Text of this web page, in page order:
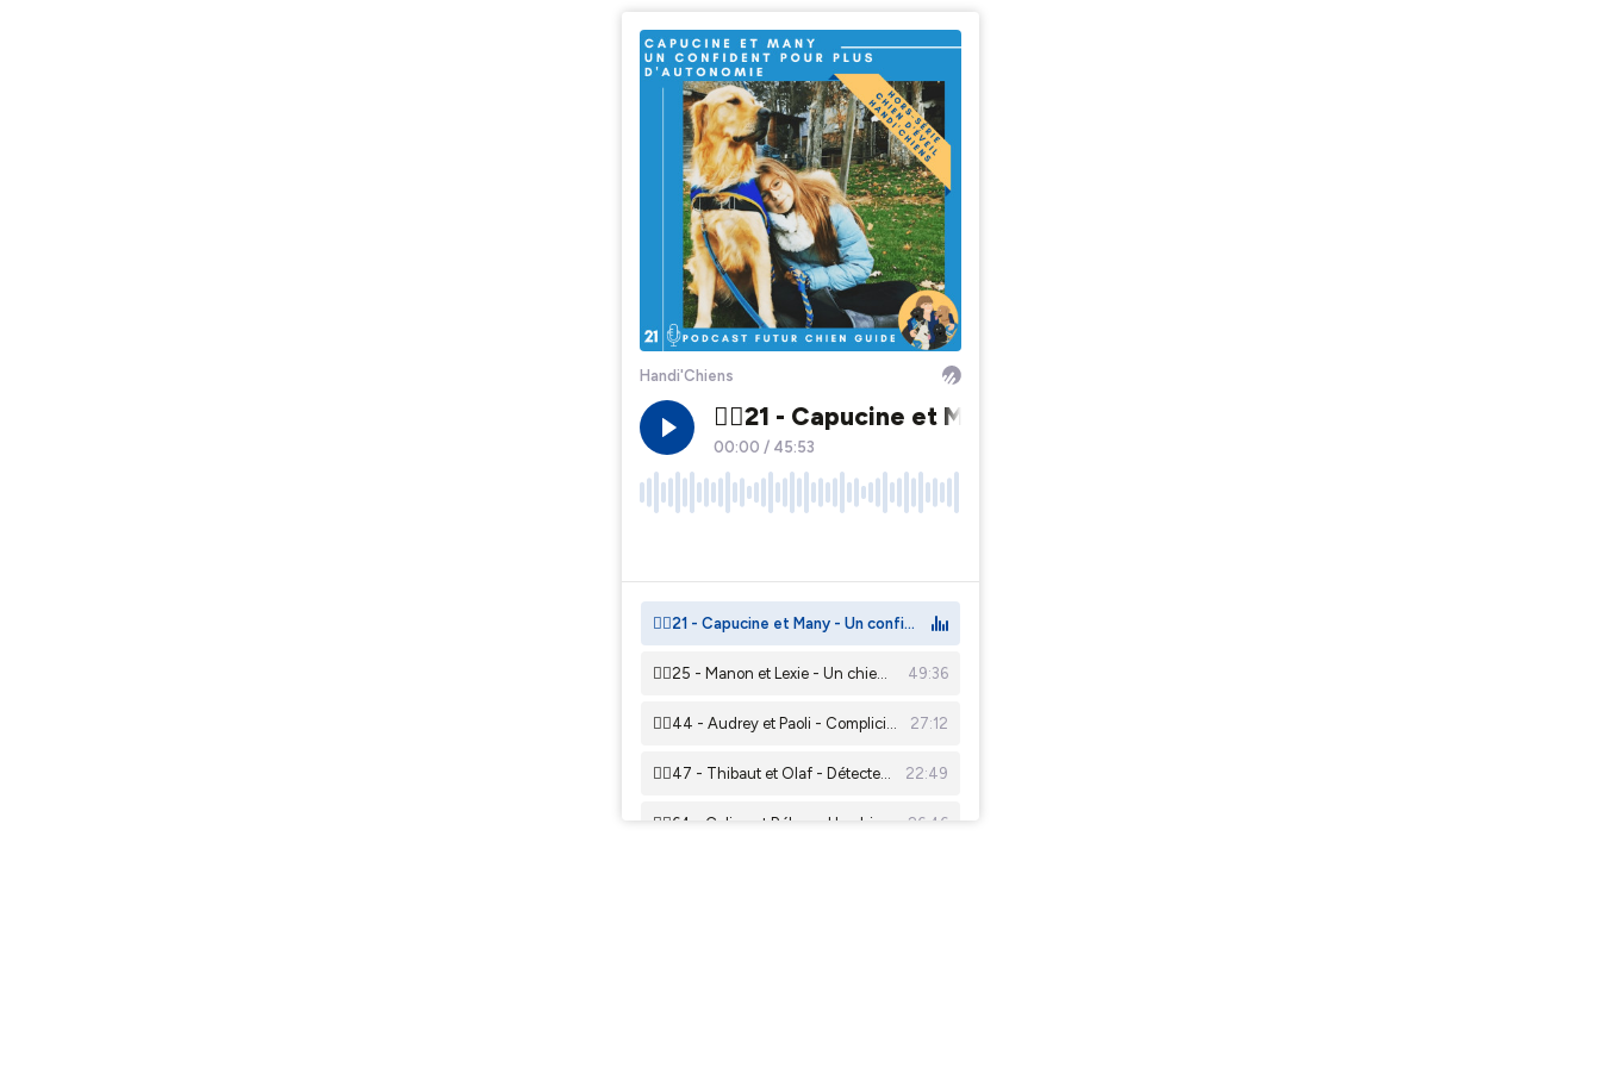
Handi'Chiens
🐕‍🦺21 - Capucine et Many - Un confident pour plus d’autonomie
00:00 / 45:53
🐕‍🦺21 - Capucine et Many - Un confident pour plus d’autonomie
🐕‍🦺25 - Manon et Lexie - Un chien pour fluidifier le quotidien 49:36
🐕‍🦺44 - Audrey et Paoli - Complicité naissante pour quotidien fluide 27:12
🐕‍🦺47 - Thibaut et Olaf - Détecter les crises d'épilepsie, mais pas que ! 22:49
26:46